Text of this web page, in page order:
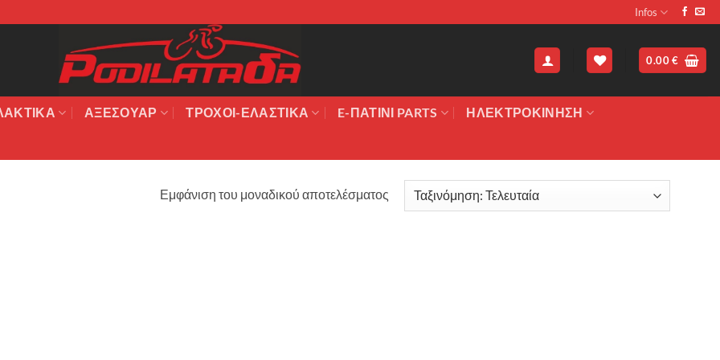
Infos
0.00€
ΑΞΕΣΟΥΆΡ ΤΡΟΧΟΙ-ΕΛΑΣΤΙΚΑ E-ΠΑΤΙΝΙ PARTS ΗΛΕΚΤΡΟΚΙΝΗΣΗ
Εμφάνιση του μοναδικού αποτελέσματος